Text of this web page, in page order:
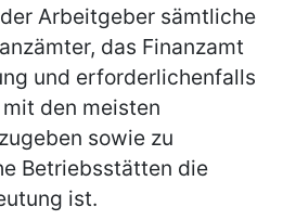
Arbeitgeber sämtliche
das Finanzamt
und erforderlichenfalls
den meisten
sowie zu
Betriebsstätten die
ist.